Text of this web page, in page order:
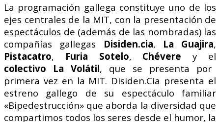
La programación gallega constituye uno de los
ejes centrales de la MIT, con la presentación de
espectáculos de (además de las nombradas) las
compañías gallegas Disiden.cia, La Guajira,
Pistacatro, Furia Sotelo, Chéverey el
colectivo La Volátil, que se presenta por
primera vez en la MIT. Disiden.Cia presenta el
estreno gallego de su espectáculo familiar
«Bipedestrucción» que aborda la diversidad que
compartimos todos los seres desde el humor, la